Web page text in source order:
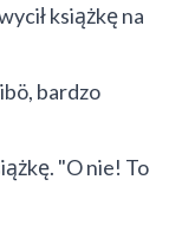
książkę na
bardzo
"O nie! To